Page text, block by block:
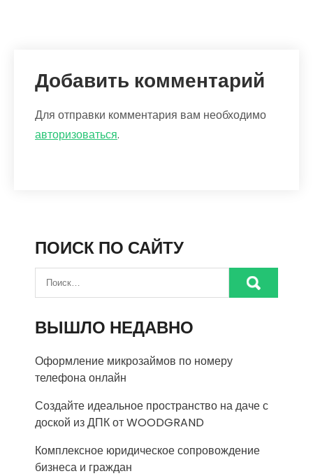
Добавить комментарий
Для отправки комментария вам необходимо
авторизоваться.
ПОИСК ПО САЙТУ
ВЫШЛО НЕДАВНО
Оформление микрозаймов по номеру
телефона онлайн
Создайте идеальное пространство на даче с
доской из ДПК от WOODGRAND
Комплексное юридическое сопровождение
бизнеса и граждан